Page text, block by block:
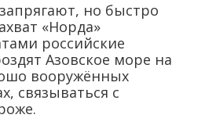
но быстро
«Норда»
российские
Азовское море на
вооружённых
связываться с